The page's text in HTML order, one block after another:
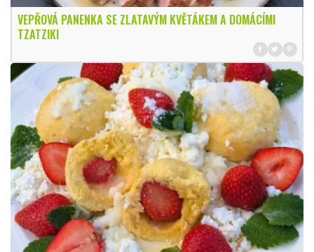
VEPŘOVÁ PANENKA SE ZLATAVÝM KVĚTÁKEM A DOMÁCÍMI
TZATZIKI